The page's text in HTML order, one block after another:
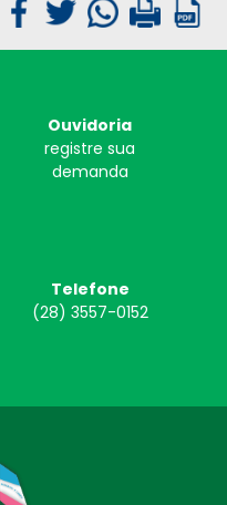
Ouvidoria
registre sua
demanda
Telefone
(28) 3557-0152